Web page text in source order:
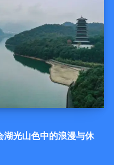
湖光山色中的浪漫与休